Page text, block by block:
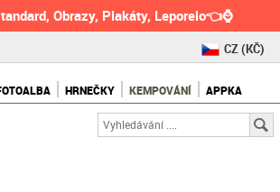
Obrazy, Plakáty, Leporelo👈⌚
CZ(KČ)
RO(RON)
HRNEČKY KEMPOVÁNÍ APPKA